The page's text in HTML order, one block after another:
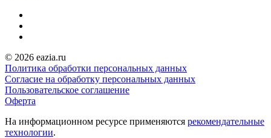
© 2026 eazia.ru
Политика обработки персональных данных
Согласие на обработку персональных данных
Пользовательское соглашение
Оферта
На информационном ресурсе применяются рекомендательные
технологии.